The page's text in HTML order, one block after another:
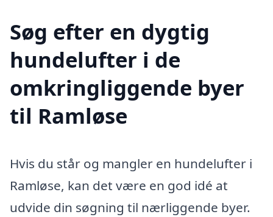
Søg efter en dygtig
hundelufter i de
omkringliggende byer
til Ramløse
Hvis du står og mangler en hundelufter i
Ramløse, kan det være en god idé at
udvide din søgning til nærliggende byer.